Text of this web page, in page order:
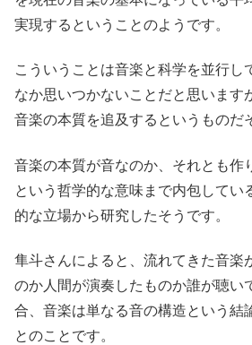
実現するということのようです。
こういうことは音楽と科学を並行し
なか思いつかないことだと思います
音楽の本質を追及するというものだ
音楽の本質が音なのか、それとも作
という哲学的な意味まで内包してい
的な立場から研究したそうです。
隼斗さんによると、流れてきた音楽
のか人間が演奏したものか誰が聴い
合、音楽は単なる音の構造という結
とのことです。